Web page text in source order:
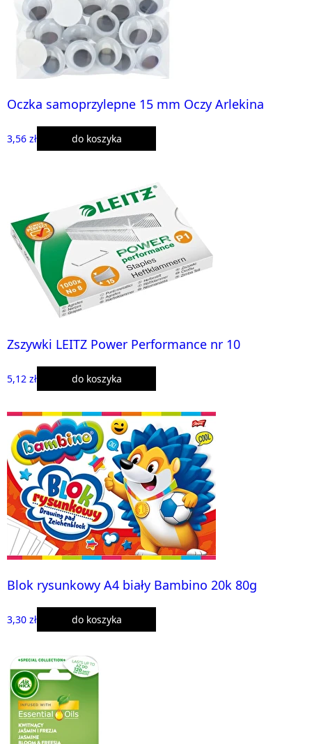
Oczka samoprzylepne 15 mm Oczy Arlekina
3,56 zł do koszyka
Zszywki LEITZ Power Performance nr 10
5,12 zł do koszyka
Blok rysunkowy A4 biały Bambino 20k 80g
3,30 zł do koszyka